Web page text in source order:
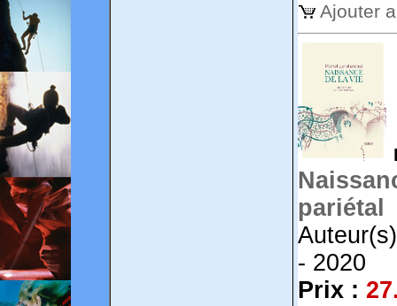
Ajouter
pariétal
- 2020
Prix :